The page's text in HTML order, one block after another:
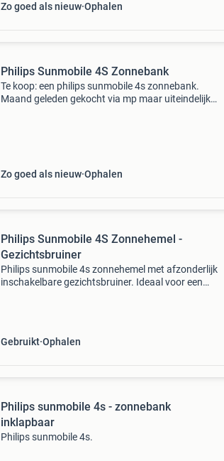
Zo goed als nieuw Ophalen
Philips Sunmobile 4S Zonnebank
Te koop: een philips sunmobile 4s zonnebank.
Maand geleden gekocht via mp maar uiteindelijk
Zo goed als nieuw Ophalen
Philips Sunmobile 4S Zonnehemel -
Gezichtsbruiner
Philips sunmobile 4s zonnehemel met afzonderlijk
inschakelbare gezichtsbruiner. Ideaal voor een
Gebruikt Ophalen
Philips sunmobile 4s - zonnebank
inklapbaar
Philips sunmobile 4s.